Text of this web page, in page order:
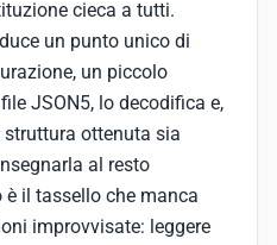
cieca a tutti.
un punto unico di
un piccolo
JSON5, lo decodifica e,
ottenuta sia
al resto
il tassello che manca
improvvisate: leggere